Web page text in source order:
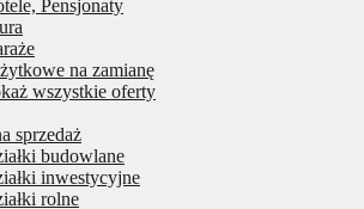
Pensjonaty
na zamianę
wszystkie oferty
sprzedaż
budowlane
inwestycyjne
rolne